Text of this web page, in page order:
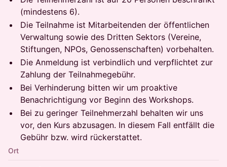
(mindestens 6).
Die Teilnahme ist Mitarbeitenden der öffentlichen
Verwaltung sowie des Dritten Sektors (Vereine,
Stiftungen, NPOs, Genossenschaften) vorbehalten.
Die Anmeldung ist verbindlich und verpflichtet zur
Zahlung der Teilnahmegebühr.
Bei Verhinderung bitten wir um proaktive
Benachrichtigung vor Beginn des Workshops.
Bei zu geringer Teilnehmerzahl behalten wir uns
vor, den Kurs abzusagen. In diesem Fall entfällt die
Gebühr bzw. wird rückerstattet.
Ort